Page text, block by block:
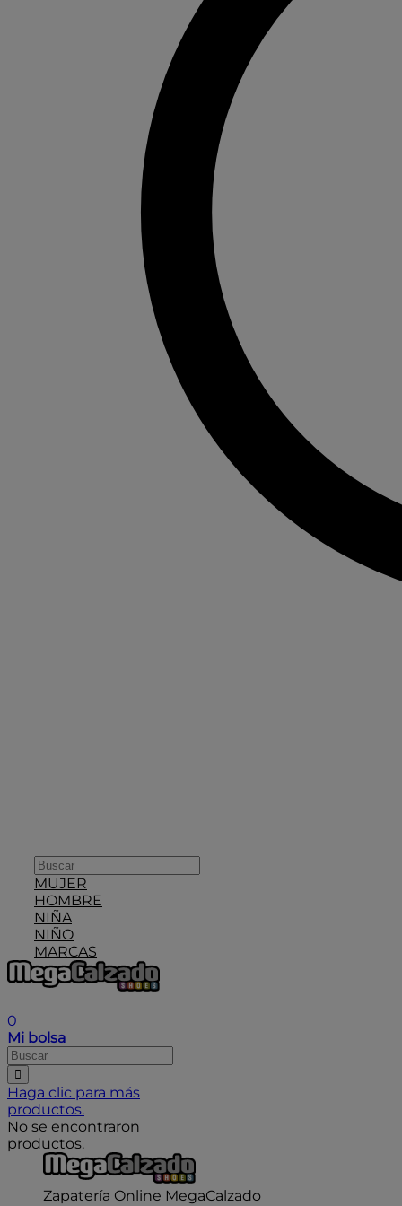
MUJER
HOMBRE
NIÑA
NIÑO
MARCAS
0
Mi bolsa
Haga clic para más
productos.
No se encontraron
productos.
Zapatería Online MegaCalzado